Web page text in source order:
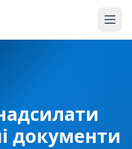
документи